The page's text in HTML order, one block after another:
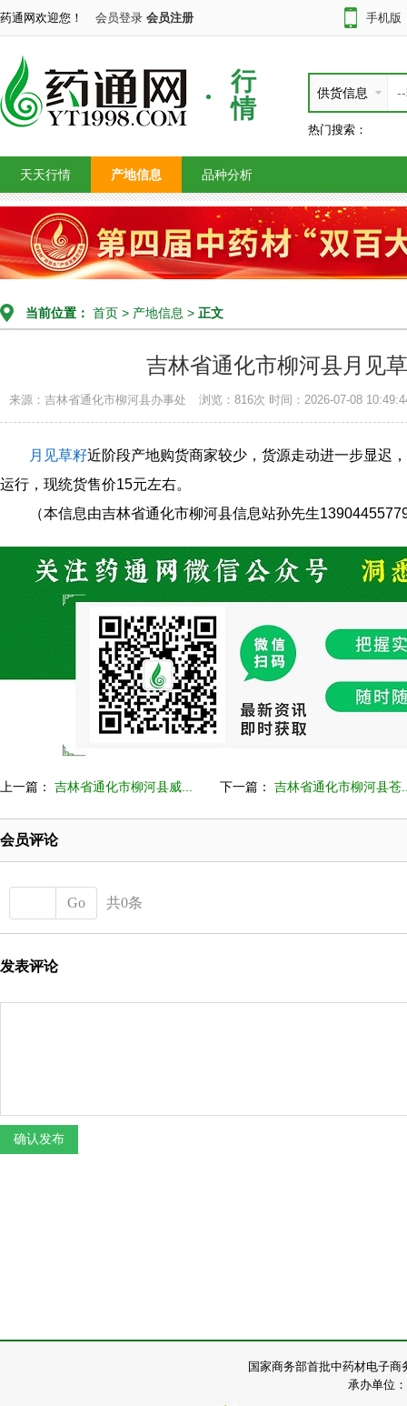
药通网欢迎您！ 会员登录 会员注册 手机版
行
情
供货信息
热门搜索：
天天行情 产地信息 品种分析
当前位置： 首页 > 产地信息 > 正文
吉林省通化市柳河县月见
来源：吉林省通化市柳河县办事处 浏览：816次 时间：2026-07-08
月见草籽近阶段产地购货商家较少，货源走动进一步显迟
运行，现统货售价15元左右。
（本信息由吉林省通化市柳河县信息站孙先生
上一篇： 吉林省通化市柳河县威... 下一篇： 吉林省通化市柳河县苍
会员评论
Go 共0条
发表评论
国家商务部首批中药材电子
承办单位